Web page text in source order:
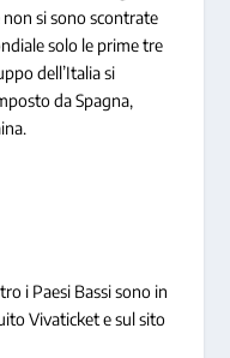
si sono scontrate
solo le prime tre
dell’Italia si
da Spagna,
i Paesi Bassi sono in
Vivaticket e sul sito